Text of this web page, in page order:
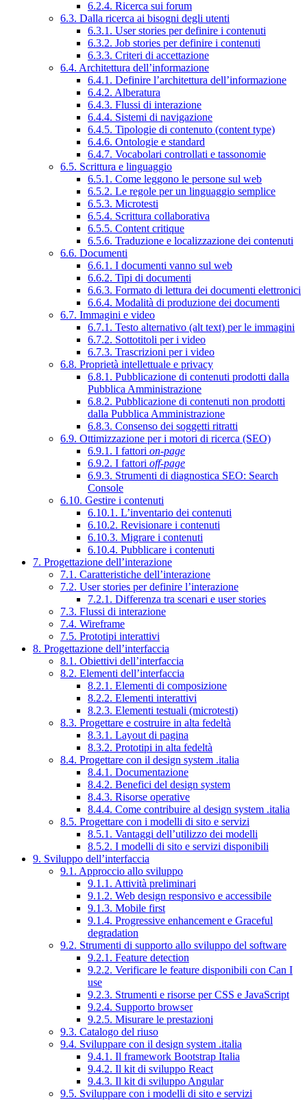
6.2.4. Ricerca sui forum
6.3. Dalla ricerca ai bisogni degli utenti
6.3.1. User stories per definire i contenuti
6.3.2. Job stories per definire i contenuti
6.3.3. Criteri di accettazione
6.4. Architettura dell’informazione
6.4.1. Definire l’architettura dell’informazione
6.4.2. Alberatura
6.4.3. Flussi di interazione
6.4.4. Sistemi di navigazione
6.4.5. Tipologie di contenuto (content type)
6.4.6. Ontologie e standard
6.4.7. Vocabolari controllati e tassonomie
6.5. Scrittura e linguaggio
6.5.1. Come leggono le persone sul web
6.5.2. Le regole per un linguaggio semplice
6.5.3. Microtesti
6.5.4. Scrittura collaborativa
6.5.5. Content critique
6.5.6. Traduzione e localizzazione dei contenuti
6.6. Documenti
6.6.1. I documenti vanno sul web
6.6.2. Tipi di documenti
6.6.3. Formato di lettura dei documenti elettronici
6.6.4. Modalità di produzione dei documenti
6.7. Immagini e video
6.7.1. Testo alternativo (alt text) per le immagini
6.7.2. Sottotitoli per i video
6.7.3. Trascrizioni per i video
6.8. Proprietà intellettuale e privacy
6.8.1. Pubblicazione di contenuti prodotti dalla
Pubblica Amministrazione
6.8.2. Pubblicazione di contenuti non prodotti
dalla Pubblica Amministrazione
6.8.3. Consenso dei soggetti ritratti
6.9. Ottimizzazione per i motori di ricerca (SEO)
6.9.1. I fattori on-page
6.9.2. I fattori off-page
6.9.3. Strumenti di diagnostica SEO: Search
Console
6.10. Gestire i contenuti
6.10.1. L’inventario dei contenuti
6.10.2. Revisionare i contenuti
6.10.3. Migrare i contenuti
6.10.4. Pubblicare i contenuti
7. Progettazione dell’interazione
7.1. Caratteristiche dell’interazione
7.2. User stories per definire l’interazione
7.2.1. Differenza tra scenari e user stories
7.3. Flussi di interazione
7.4. Wireframe
7.5. Prototipi interattivi
8. Progettazione dell’interfaccia
8.1. Obiettivi dell’interfaccia
8.2. Elementi dell’interfaccia
8.2.1. Elementi di composizione
8.2.2. Elementi interattivi
8.2.3. Elementi testuali (microtesti)
8.3. Progettare e costruire in alta fedeltà
8.3.1. Layout di pagina
8.3.2. Prototipi in alta fedeltà
8.4. Progettare con il design system .italia
8.4.1. Documentazione
8.4.2. Benefici del design system
8.4.3. Risorse operative
8.4.4. Come contribuire al design system .italia
8.5. Progettare con i modelli di sito e servizi
8.5.1. Vantaggi dell’utilizzo dei modelli
8.5.2. I modelli di sito e servizi disponibili
9. Sviluppo dell’interfaccia
9.1. Approccio allo sviluppo
9.1.1. Attività preliminari
9.1.2. Web design responsivo e accessibile
9.1.3. Mobile first
9.1.4. Progressive enhancement e Graceful
degradation
9.2. Strumenti di supporto allo sviluppo del software
9.2.1. Feature detection
9.2.2. Verificare le feature disponibili con Can I
use
9.2.3. Strumenti e risorse per CSS e JavaScript
9.2.4. Supporto browser
9.2.5. Misurare le prestazioni
9.3. Catalogo del riuso
9.4. Sviluppare con il design system .italia
9.4.1. Il framework Bootstrap Italia
9.4.2. Il kit di sviluppo React
9.4.3. Il kit di sviluppo Angular
9.5. Sviluppare con i modelli di sito e servizi